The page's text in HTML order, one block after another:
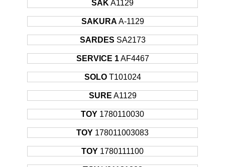
SAK A1129
SAKURA A-1129
SARDES SA2173
SERVICE 1 AF4467
SOLO T101024
SURE A1129
TOY 1780110030
TOY 178011003083
TOY 1780111100